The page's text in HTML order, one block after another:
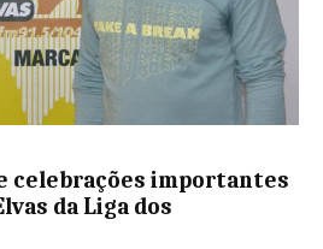
celebrações importantes
da Liga dos